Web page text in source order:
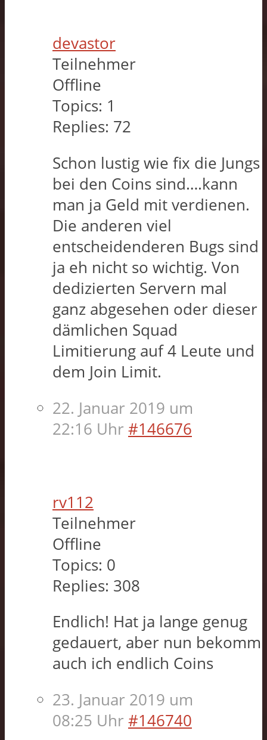
devastor
Teilnehmer
Offline
Topics: 1
Replies: 72
Schon lustig wie fix die Jungs
bei den Coins sind….kann
man ja Geld mit verdienen.
Die anderen viel
entscheidenderen Bugs sind
ja eh nicht so wichtig. Von
dedizierten Servern mal
ganz abgesehen oder dieser
dämlichen Squad
Limitierung auf 4 Leute und
dem Join Limit.
22. Januar 2019 um
22:16 Uhr #146676
rv112
Teilnehmer
Offline
Topics: 0
Replies: 308
Endlich! Hat ja lange genug
gedauert, aber nun bekomm
auch ich endlich Coins
23. Januar 2019 um
08:25 Uhr #146740